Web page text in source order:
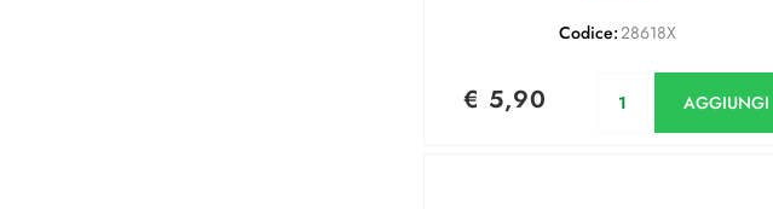
Codice:28618X
€ 5,90 AGGIUNGI